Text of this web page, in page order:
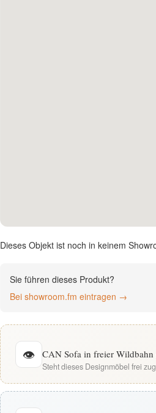
Dieses Objekt ist noch in keinem
Sie führen dieses Produkt?
Bei showroom.fm eintragen →
👁 CAN Sofa in freier Wildbahn
Steht dieses Designmöbel frei